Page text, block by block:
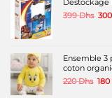
399Dhs Le
300
Ensemble 3
coton
220Dhs Le
180